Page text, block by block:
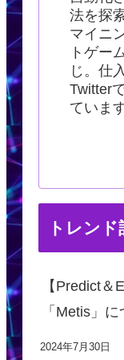
法を探
マイニ
トゲー
じ。仕
Twitter
ていま
トレンド
【Predict
「Metis」
2024年7月30日